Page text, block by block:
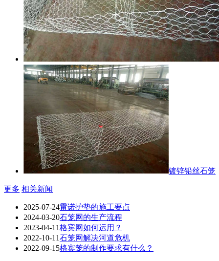
镀锌铅丝石笼
更多 相关新闻
2025-07-24雷诺护垫的施工要点
2024-03-20石笼网的生产流程
2023-04-11格宾网如何运用？
2022-10-11石笼网解决河道危机
2022-09-15格宾笼的制作要求有什么？